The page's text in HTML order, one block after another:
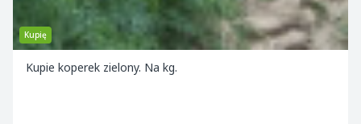
Kupię
Kupie koperek zielony. Na kg.